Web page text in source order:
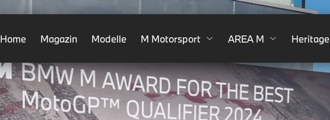
Home Magazin Modelle M Motorsport AREA M Heritage